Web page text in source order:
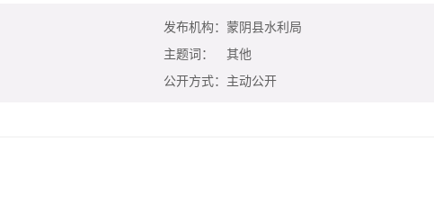
发布机构： 蒙阴县水利局
主题词：
其他
公开方式： 主动公开